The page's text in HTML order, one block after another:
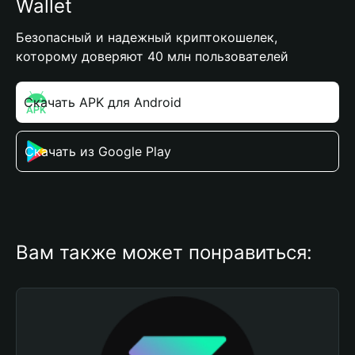
Wallet
Безопасный и надежный криптокошелек,
которому доверяют 40 млн пользователей
Скачать APK для Android
Скачать из Google Play
Вам также может понравиться: